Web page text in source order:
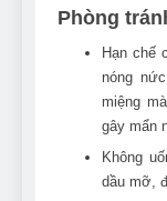
Phòng
Hạn chế
nóng
miệng
gây mẩn
Không
dầu mỡ,